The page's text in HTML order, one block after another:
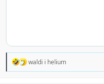
R
waldi i helium